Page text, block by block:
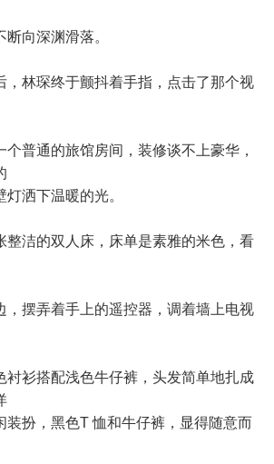
向深渊滑落。
林琛终于颤抖着手指，点击了那个视
普通的旅馆房间，装修谈不上豪华，
洒下温暖的光。
洁的双人床，床单是素雅的米色，看
摆弄着手上的遥控器，调着墙上电视
衫搭配浅色牛仔裤，头发简单地扎成
装扮，黑色T 恤和牛仔裤，显得随意而